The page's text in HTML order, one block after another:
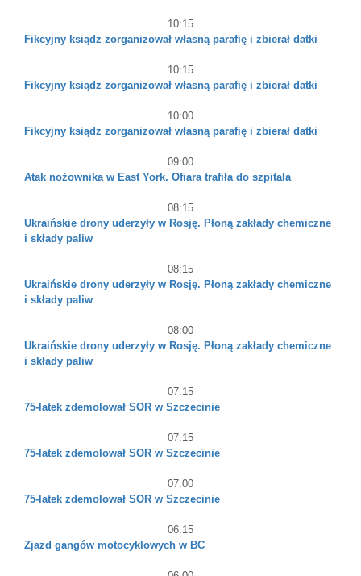
10:15
Fikcyjny ksiądz zorganizował własną parafię i zbierał datki
10:15
Fikcyjny ksiądz zorganizował własną parafię i zbierał datki
10:00
Fikcyjny ksiądz zorganizował własną parafię i zbierał datki
09:00
Atak nożownika w East York. Ofiara trafiła do szpitala
08:15
Ukraińskie drony uderzyły w Rosję. Płoną zakłady chemiczne
i składy paliw
08:15
Ukraińskie drony uderzyły w Rosję. Płoną zakłady chemiczne
i składy paliw
08:00
Ukraińskie drony uderzyły w Rosję. Płoną zakłady chemiczne
i składy paliw
07:15
75-latek zdemolował SOR w Szczecinie
07:15
75-latek zdemolował SOR w Szczecinie
07:00
75-latek zdemolował SOR w Szczecinie
06:15
Zjazd gangów motocyklowych w BC